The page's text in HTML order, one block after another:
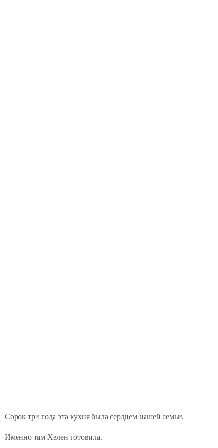
Сорок три года эта кухня была сердцем нашей семьи.
Именно там Хелен готовила.